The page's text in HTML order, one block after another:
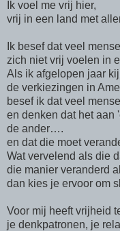
Ik voel me vrij hier,
vrij in een land met
Ik besef dat veel
zich niet vrij voelen in
Als ik afgelopen jaar
de verkiezingen in
besef ik dat veel
en denken dat het
de ander….
en dat die moet
Wat vervelend als die
die manier veranderd
dan kies je ervoor om
Voor mij heeft vrijheid
je denkpatronen, je